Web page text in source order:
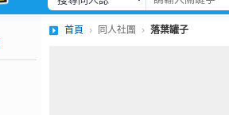
首頁 同人社團 落葉罐子